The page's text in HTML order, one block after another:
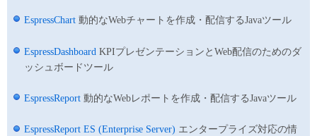
EspressChart 動的なWebチャートを作成・配信するJavaツール
EspressDashboard KPIプレゼンテーションとWeb配信のためのダ
ッシュボードツール
EspressReport 動的なWebレポートを作成・配信するJavaツール
EspressReport ES (Enterprise Server) エンタープライズ対応の情